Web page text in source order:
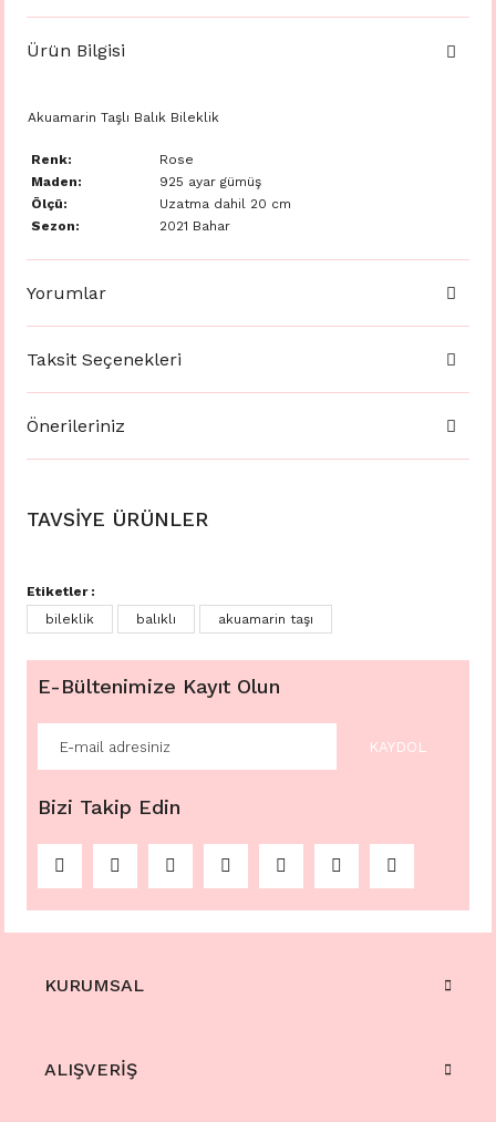
Ürün Bilgisi
Akuamarin Taşlı Balık Bileklik
Renk:
Rose
Maden:
925 ayar gümüş
Ölçü:
Uzatma dahil 20 cm
Sezon:
2021 Bahar
Yorumlar
Taksit Seçenekleri
Önerileriniz
TAVSİYE ÜRÜNLER
925 Ayar Gümüş Balık Kolye Balığım
3.500,00 TL
5.000,00 TL
Etiketler :
bileklik
balıklı akuamarin taşı
E-Bültenimize Kayıt Olun
KAYDOL
Bizi Takip Edin
KURUMSAL
ALIŞVERİŞ